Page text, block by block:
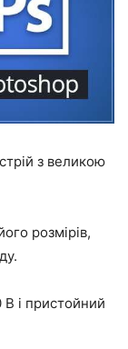
з великою
розмірів,
і пристойний